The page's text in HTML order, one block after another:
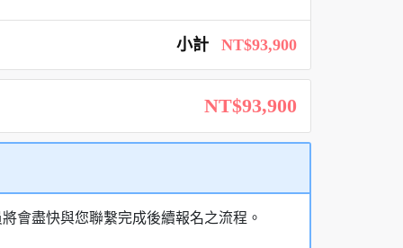
小計 NT$93,900
NT$93,900
會盡快與您聯繫完成後續報名之流程。